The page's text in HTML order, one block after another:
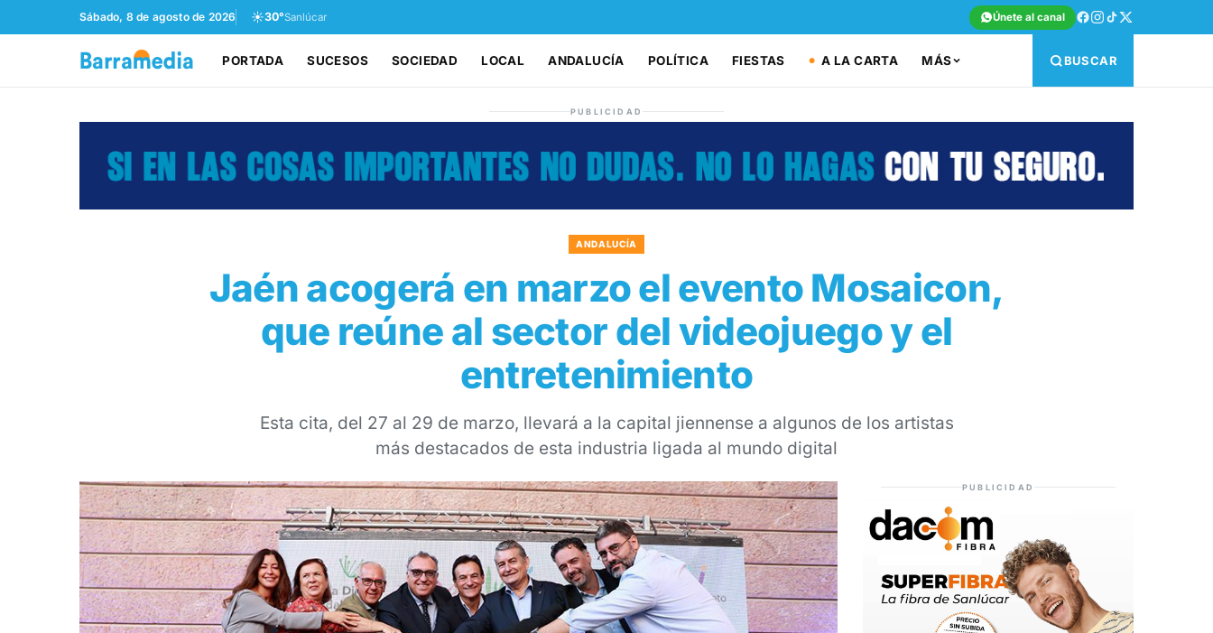
Sábado, 8 de agosto de 2026 ☀️30°Sanlúcar Únete al canal
PORTADA SUCESOS SOCIEDAD LOCAL ANDALUCÍA POLÍTICA FIESTAS A LA CARTA MÁS BUSCAR
PUBLICIDAD
ANDALUCÍA
Jaén acogerá en marzo el evento Mosaicon,
que reúne al sector del videojuego y el
entretenimiento
Esta cita, del 27 al 29 de marzo, llevará a la capital jiennense a algunos de los artistas
más destacados de esta industria ligada al mundo digital
PUBLICIDAD